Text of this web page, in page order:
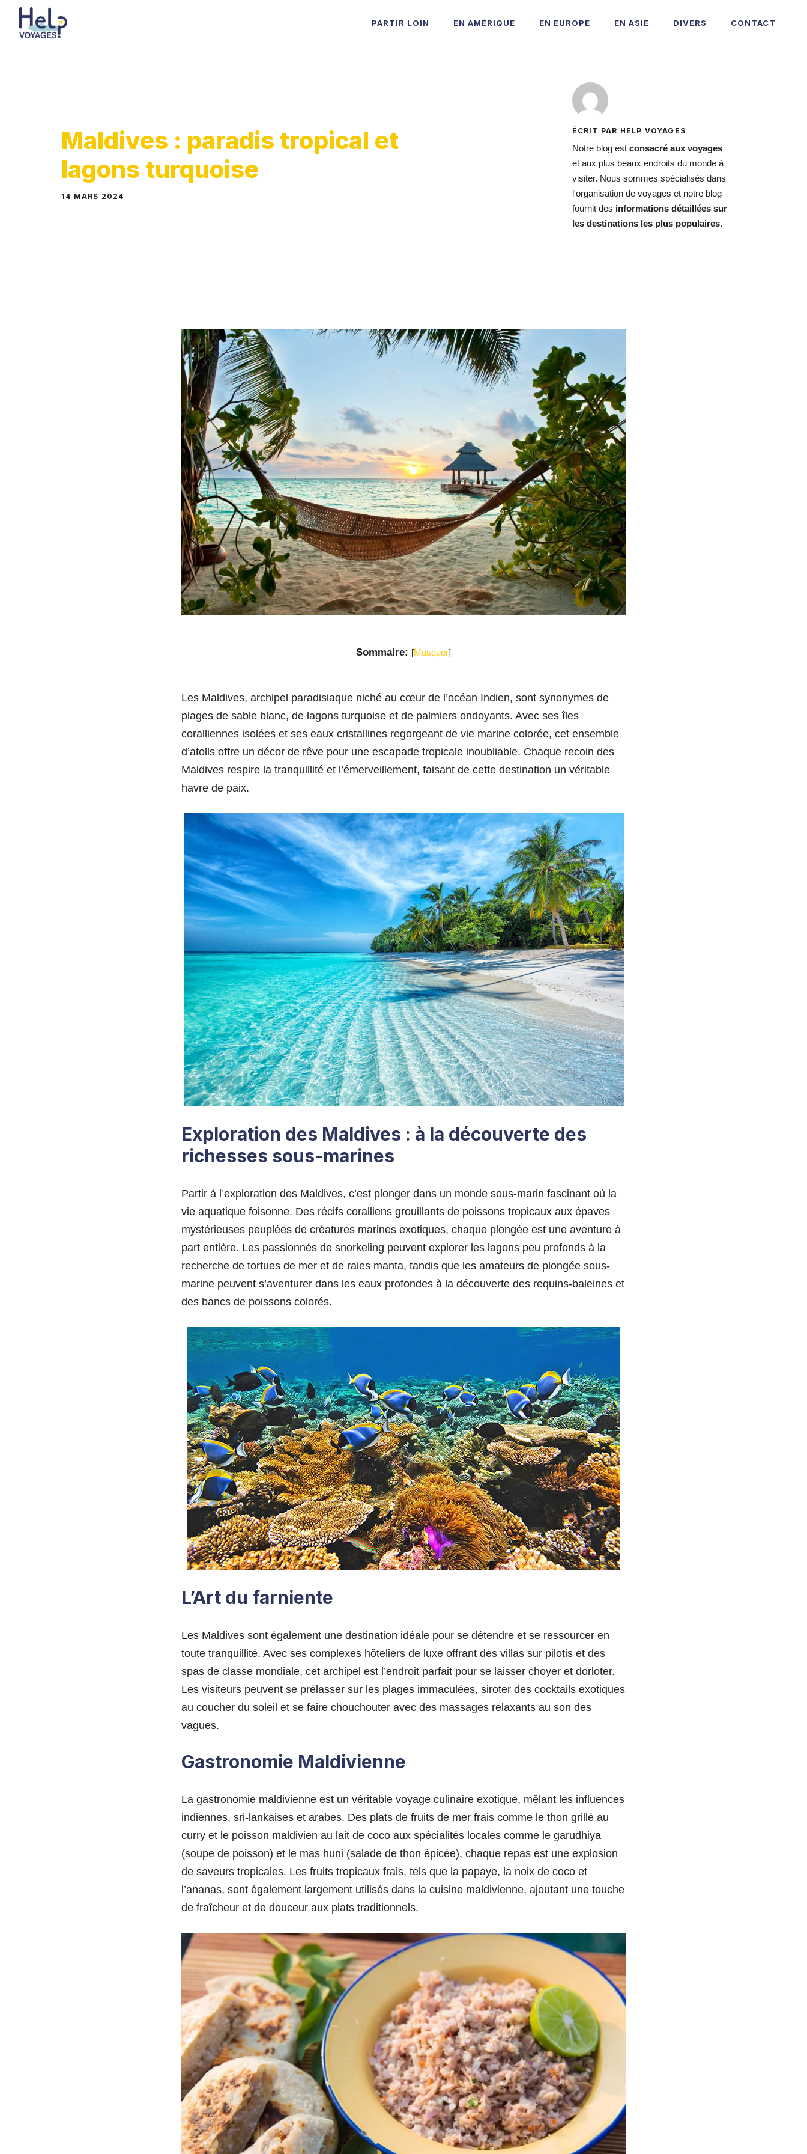
Aller
contenu
PARTIR LOIN EN AMÉRIQUE EN EUROPE EN ASIE DIVERS CONTACT
Maldives : paradis tropical et
lagons turquoise
14 MARS 2024
ÉCRIT PAR HELP VOYAGES
Notre blog est consacré aux voyages
et aux plus beaux endroits du monde à
visiter. Nous sommes spécialisés dans
l'organisation de voyages et notre blog
fournit des informations détaillées sur
les destinations les plus populaires.
Sommaire: [Masquer]
Les Maldives, archipel paradisiaque niché au cœur de l’océan Indien, sont synonymes de
plages de sable blanc, de lagons turquoise et de palmiers ondoyants. Avec ses îles
coralliennes isolées et ses eaux cristallines regorgeant de vie marine colorée, cet ensemble
d’atolls offre un décor de rêve pour une escapade tropicale inoubliable. Chaque recoin des
Maldives respire la tranquillité et l’émerveillement, faisant de cette destination un véritable
havre de paix.
Exploration des Maldives : à la découverte des
richesses sous-marines
Partir à l’exploration des Maldives, c’est plonger dans un monde sous-marin fascinant où la
vie aquatique foisonne. Des récifs coralliens grouillants de poissons tropicaux aux épaves
mystérieuses peuplées de créatures marines exotiques, chaque plongée est une aventure à
part entière. Les passionnés de snorkeling peuvent explorer les lagons peu profonds à la
recherche de tortues de mer et de raies manta, tandis que les amateurs de plongée sous-
marine peuvent s’aventurer dans les eaux profondes à la découverte des requins-baleines et
des bancs de poissons colorés.
L’Art du farniente
Les Maldives sont également une destination idéale pour se détendre et se ressourcer en
toute tranquillité. Avec ses complexes hôteliers de luxe offrant des villas sur pilotis et des
spas de classe mondiale, cet archipel est l’endroit parfait pour se laisser choyer et dorloter.
Les visiteurs peuvent se prélasser sur les plages immaculées, siroter des cocktails exotiques
au coucher du soleil et se faire chouchouter avec des massages relaxants au son des
vagues.
Gastronomie Maldivienne
La gastronomie maldivienne est un véritable voyage culinaire exotique, mêlant les influences
indiennes, sri-lankaises et arabes. Des plats de fruits de mer frais comme le thon grillé au
curry et le poisson maldivien au lait de coco aux spécialités locales comme le garudhiya
(soupe de poisson) et le mas huni (salade de thon épicée), chaque repas est une explosion
de saveurs tropicales. Les fruits tropicaux frais, tels que la papaye, la noix de coco et
l’ananas, sont également largement utilisés dans la cuisine maldivienne, ajoutant une touche
de fraîcheur et de douceur aux plats traditionnels.